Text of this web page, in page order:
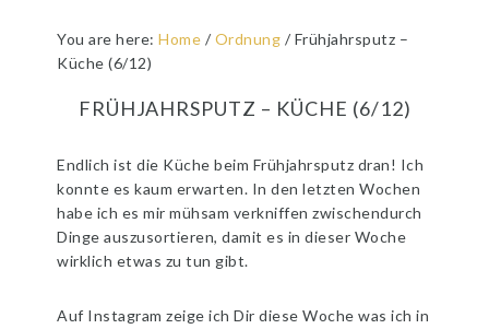
You are here:Home / Ordnung / Frühjahrsputz –
Küche (6/12)
FRÜHJAHRSPUTZ – KÜCHE (6/12)
Endlich ist die Küche beim Frühjahrsputz dran! Ich
konnte es kaum erwarten. In den letzten Wochen
habe ich es mir mühsam verkniffen zwischendurch
Dinge auszusortieren, damit es in dieser Woche
wirklich etwas zu tun gibt.
Auf Instagram zeige ich Dir diese Woche was ich in